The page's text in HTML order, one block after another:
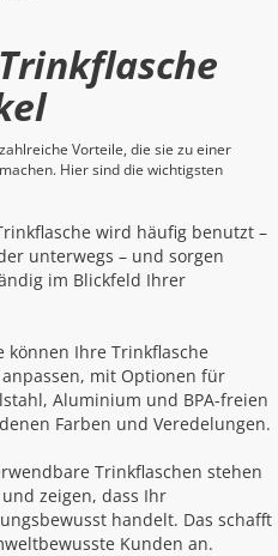
Vorteile, die sie zu einer
Hier sind die wichtigsten
wird häufig benutzt –
unterwegs – und sorgen
im Blickfeld Ihrer
können Ihre Trinkflasche
mit Optionen für
Aluminium und BPA-freien
Farben und Veredelungen.
Trinkflaschen stehen
zeigen, dass Ihr
handelt. Das schafft
Kunden an.